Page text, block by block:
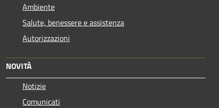
Ambiente
Salute, benessere e assistenza
Autorizzazioni
NOVITÀ
Notizie
Comunicati